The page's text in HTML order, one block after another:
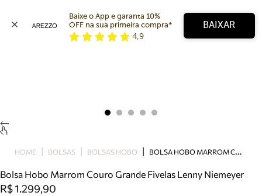
Bolsa
Tamanco
Tênis
Baixe o App e garanta 10%
OFF na sua primeira compra*
4,9
BAIXAR
HOME BOLSAS BOLSAS HOBO B
OLSA HOBO MARROM COURO GRANDE FIVELAS LENNY NIEMEYER
Bolsa Hobo Marrom Couro Grande Fivelas Lenny Niemeyer
R$ 1.299,90